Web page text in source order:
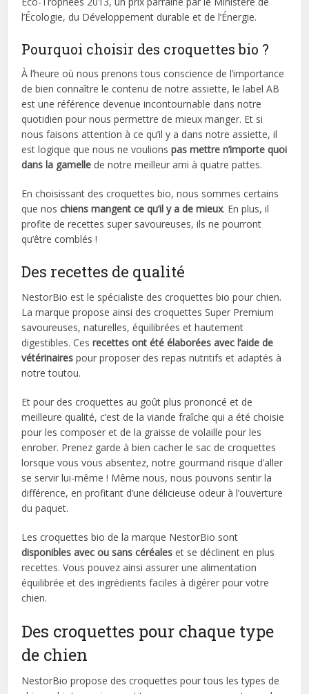
l’Écologie, du Développement durable et de l’Énergie.
Pourquoi choisir des croquettes bio ?
À l’heure où nous prenons tous conscience de l’importance
de bien connaître le contenu de notre assiette, le label AB
est une référence devenue incontournable dans notre
quotidien pour nous permettre de mieux manger. Et si
nous faisons attention à ce qu’il y a dans notre assiette, il
est logique que nous ne voulionspas mettre n’importe quoi
dans la gamelle de notre meilleur ami à quatre pattes.
En choisissant des croquettes bio, nous sommes certains
que noschiens mangent ce qu’il y a de mieux. En plus, il
profite de recettes super savoureuses, ils ne pourront
qu’être comblés !
Des recettes de qualité
NestorBio est le spécialiste des croquettes bio pour chien.
La marque propose ainsi des croquettes Super Premium
savoureuses, naturelles, équilibrées et hautement
digestibles. Cesrecettes ont été élaborées avec l’aide de
vétérinaires pour proposer des repas nutritifs et adaptés à
notre toutou.
Et pour des croquettes au goût plus prononcé et de
meilleure qualité, c’est de la viande fraîche qui a été choisie
pour les composer et de la graisse de volaille pour les
enrober. Prenez garde à bien cacher le sac de croquettes
lorsque vous vous absentez, notre gourmand risque d’aller
se servir lui-même ! Même nous, nous pouvons sentir la
différence, en profitant d’une délicieuse odeur à l’ouverture
du paquet.
Les croquettes bio de la marque NestorBio sont
disponibles avec ou sans céréales et se déclinent en plus
recettes. Vous pouvez ainsi assurer une alimentation
équilibrée et des ingrédients faciles à digérer pour votre
chien.
Des croquettes pour chaque type
de chien
NestorBio propose des croquettes pour tous les types de